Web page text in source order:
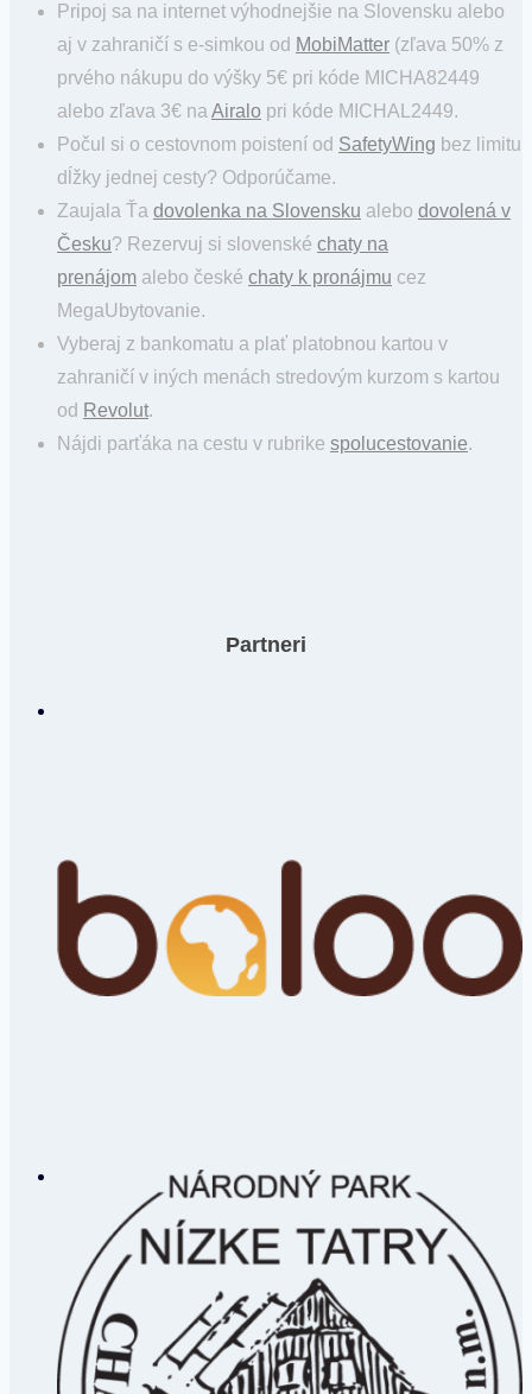
Pripoj sa na internet výhodnejšie na Slovensku alebo
aj v zahraničí s e-simkou od MobiMatter (zľava 50% z
prvého nákupu do výšky 5€ pri kóde MICHA82449
alebo zľava 3€ naAiralo pri kóde MICHAL2449.
Počul si o cestovnom poistení od SafetyWing bez limitu
dĺžky jednej cesty? Odporúčame.
Zaujala Ťa dovolenka na Slovensku alebo dovolená v
Česku? Rezervuj si slovenské chaty na
prenájom alebo české chaty k pronájmu cez
MegaUbytovanie.
Vyberaj z bankomatu a plať platobnou kartou v
zahraničí v iných menách stredovým kurzom s kartou
od Revolut.
Nájdi parťáka na cestu v rubrike spolucestovanie.
Partneri